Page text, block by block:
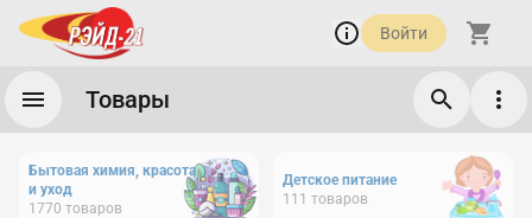
Войти
Товары
Бытовая химия, красота
и уход
1770 товаров
Детское питание
111 товаров